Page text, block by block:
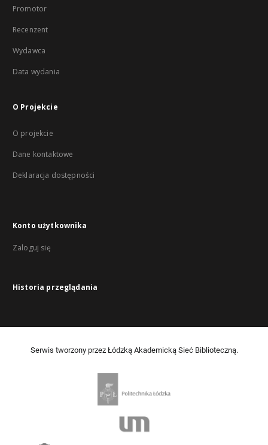
Promotor
Recenzent
Wydawca
Data wydania
O Projekcie
O projekcie
Dane kontaktowe
Deklaracja dostępności
Konto użytkownika
Zaloguj się
Historia przeglądania
Serwis tworzony przez Łódzką Akademicką Sieć Biblioteczną.